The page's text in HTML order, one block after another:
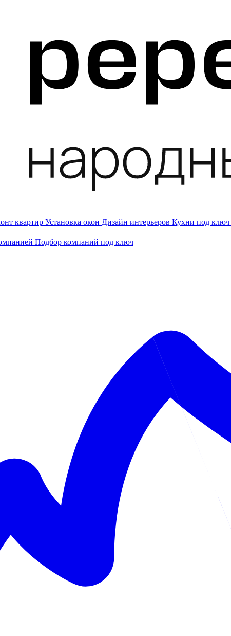
квартир Установка окон Дизайн интерьеров Кухни под ключ
Подбор компаний под ключ